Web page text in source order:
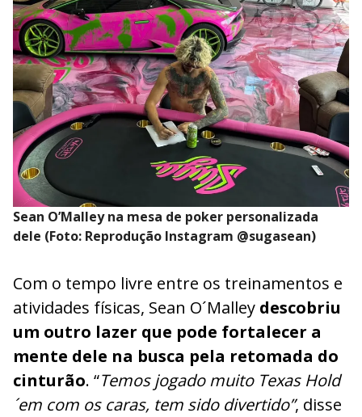
Sean O’Malley na mesa de poker personalizada
dele (Foto: Reprodução Instagram @sugasean)
Com o tempo livre entre os treinamentos e
atividades físicas, Sean O´Malley descobriu
um outro lazer que pode fortalecer a
mente dele na busca pela retomada do
cinturão. “Temos jogado muito Texas Hold
´em com os caras, tem sido divertido”, disse